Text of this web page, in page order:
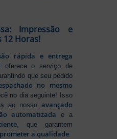
Impressão e
12 Horas!
rápida e entrega
oferece o serviço de
que seu pedido
no mesmo
no dia seguinte! Isso
ao nosso avançado
automatizada e a
, que garantem
a qualidade